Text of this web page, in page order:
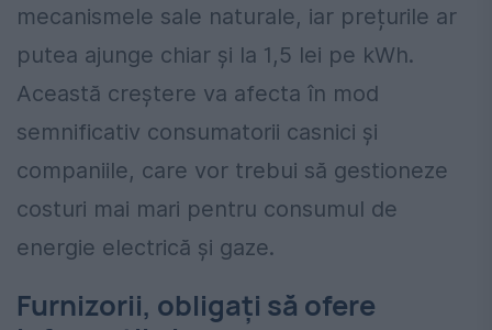
mecanismele sale naturale, iar prețurile ar
putea ajunge chiar și la 1,5 lei pe kWh.
Această creștere va afecta în mod
semnificativ consumatorii casnici și
companiile, care vor trebui să gestioneze
costuri mai mari pentru consumul de
energie electrică și gaze.
Furnizorii, obligați să ofere